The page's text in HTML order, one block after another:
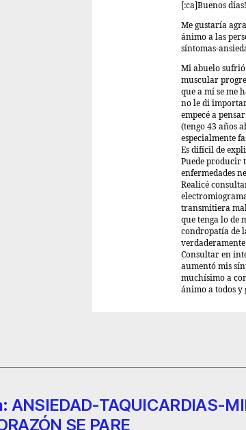
[:ca]Buenos días!
Me gustaría
ánimo a las
síntomas-
Mi abuelo
muscular
que a mí se me
no le di
empecé a
(tengo 43 años
especialmente
Es difícil de
Puede producir
enfermedades
Realicé
transmitiera mal
que tenga lo de
condropatía de
Consultar en
aumentó mis
muchísimo a
ánimo a todos y
ANSIEDAD-TAQUICARDIAS-
SE PARE